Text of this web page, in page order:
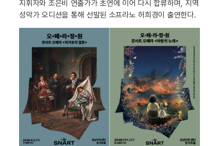
지휘자와 조은비 연출가가 초연에 이어 다시 합류하며, 지역
성악가 오디션을 통해 선발된 소프라노 허희경이 출연한다.